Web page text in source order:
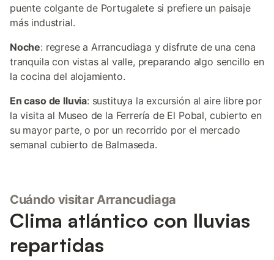
puente colgante de Portugalete si prefiere un paisaje
más industrial.
Noche: regrese a Arrancudiaga y disfrute de una cena
tranquila con vistas al valle, preparando algo sencillo en
la cocina del alojamiento.
En caso de lluvia: sustituya la excursión al aire libre por
la visita al Museo de la Ferrería de El Pobal, cubierto en
su mayor parte, o por un recorrido por el mercado
semanal cubierto de Balmaseda.
Cuándo visitar Arrancudiaga
Clima atlántico con lluvias
repartidas